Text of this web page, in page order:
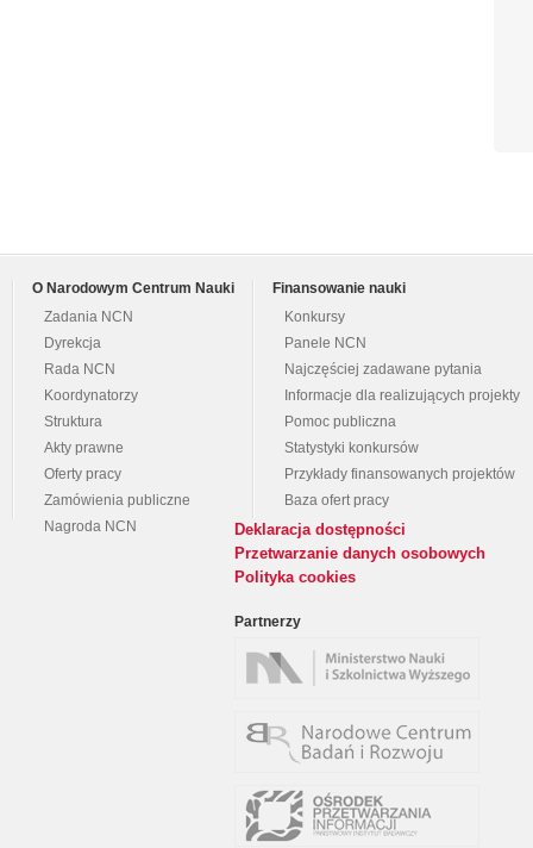
O Narodowym Centrum Nauki
Zadania NCN
Dyrekcja
Rada NCN
Koordynatorzy
Struktura
Akty prawne
Oferty pracy
Zamówienia publiczne
Nagroda NCN
Finansowanie nauki
Konkursy
Panele NCN
Najczęściej zadawane pytania
Informacje dla realizujących projekty
Pomoc publiczna
Statystyki konkursów
Przykłady finansowanych projektów
Baza ofert pracy
Deklaracja dostępności
Przetwarzanie danych osobowych
Polityka cookies
Partnerzy